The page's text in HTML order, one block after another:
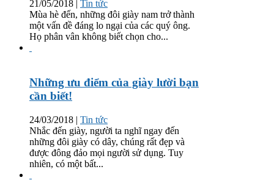
21/05/2018 | Tin tức
Mùa hè đến, những đôi giày nam trở thành
một vấn đề đáng lo ngại của các quý ông.
Họ phân vân không biết chọn cho...
Những ưu điểm của giày lười bạn
cần biết!
24/03/2018 | Tin tức
Nhắc đến giày, người ta nghĩ ngay đến
những đôi giày có dây, chúng rất đẹp và
được đông đảo mọi người sử dụng. Tuy
nhiên, có một bất...